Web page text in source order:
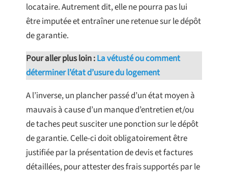
locataire. Autrement dit, elle ne pourra pas lui
être imputée et entraîner une retenue sur le dépôt
de garantie.
Pour aller plus loin :La vétusté ou comment
déterminer l’état d’usure du logement
A l’inverse, un plancher passé d’un état moyen à
mauvais à cause d’un manque d’entretien et/ou
de taches peut susciter une ponction sur le dépôt
de garantie. Celle-ci doit obligatoirement être
justifiée par la présentation de devis et factures
détaillées, pour attester des frais supportés par le